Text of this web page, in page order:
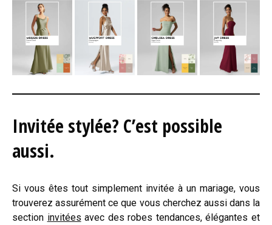
Invitée stylée? C’est possible
aussi.
Si vous êtes tout simplement invitée à un mariage, vous
trouverez assurément ce que vous cherchez aussi dans la
section invitées avec des robes tendances, élégantes et